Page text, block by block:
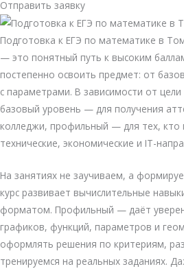
Отправить заявку
Подготовка к ЕГЭ по математике в
— это понятный путь к высоким
постепенно освоить предмет: от
с параметрами. В зависимости от
базовый уровень — для получения
колледжи, профильный — для тех, кто
технические, экономические и IT-
На занятиях не заучиваем, а
курс развивает вычислительные
форматом. Профильный — даёт
графиков, функций, параметров и
оформлять решения по критериям,
тренируемся на реальных заданиях.